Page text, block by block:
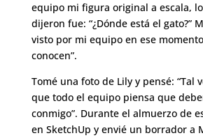
equipo mi figura original a escala,
dijeron fue: “¿Dónde está el gato?”
visto por mi equipo en ese
conocen”.
Tomé una foto de Lily y pensé: “Tal
que todo el equipo piensa que
conmigo”. Durante el almuerzo de
en SketchUp y envié un borrador a